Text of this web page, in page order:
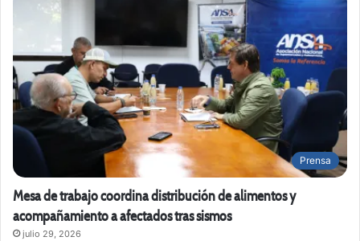
Prensa
Mesa de trabajo coordina distribución de alimentos y
acompañamiento a afectados tras sismos
julio 29, 2026